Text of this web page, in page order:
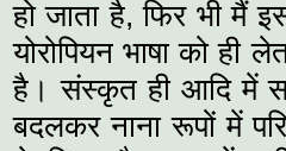
हो जाता है, फिर भी मैं
योरोपियन भाषा को ही
है। संस्कृत ही आदि में
बदलकर नाना रूपों में